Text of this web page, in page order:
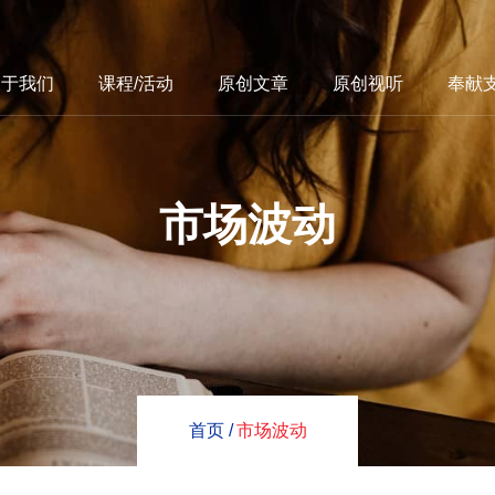
我们 课程/活动 原创文章 原创视听 奉献
市场波动
首页 / 市场波动